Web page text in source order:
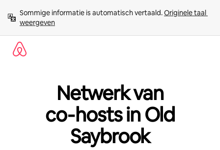
direct
naar
inhoud
Sommige informatie is automatisch vertaald. Originele taal
weergeven
Netwerk van
co‑hosts in Old
Saybrook